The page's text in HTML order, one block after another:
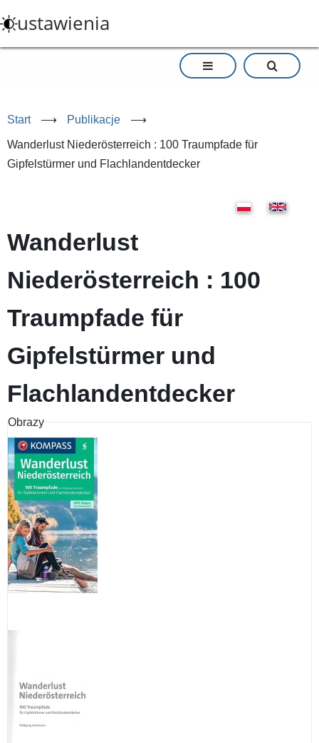
do
treści
ustawienia
Start ⟶ Publikacje ⟶
Wanderlust Niederösterreich : 100 Traumpfade für
Gipfelstürmer und Flachlandentdecker
Wanderlust
Niederösterreich : 100
Traumpfade für
Gipfelstürmer und
Flachlandentdecker
Obrazy